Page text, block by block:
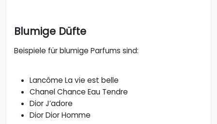
Blumige Düfte
Beispiele für blumige Parfums sind:
Lancôme La vie est belle
Chanel Chance Eau Tendre
Dior J’adore
Dior Dior Homme